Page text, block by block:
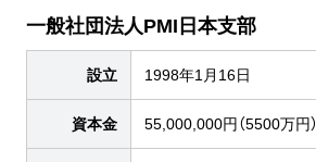
一般社団法人PMI日本支部
設立 1998年1月16日
資本金 55,000,000円（5500万円）